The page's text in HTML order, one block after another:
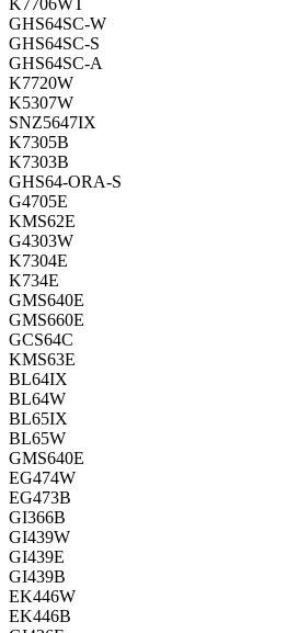
GHS64SC-W
GHS64SC-S
GHS64SC-A
K7720W
K5307W
SNZ5647IX
K7305B
K7303B
GHS64-ORA-S
G4705E
KMS62E
G4303W
K7304E
K734E
GMS640E
GMS660E
GCS64C
KMS63E
BL64IX
BL64W
BL65IX
BL65W
GMS640E
EG474W
EG473B
GI366B
GI439W
GI439E
GI439B
EK446W
EK446B